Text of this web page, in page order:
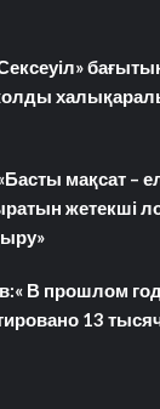
мақсат –
жетекші
В прошлом
13